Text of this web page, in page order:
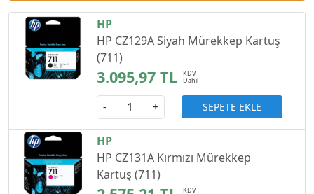
HP
HP CZ129A Siyah Mürekkep Kartuş
(711)
3.095,97 TL
- + SEPETE EKLE
HP
HP CZ131A Kırmızı Mürekkep
Kartuş (711)